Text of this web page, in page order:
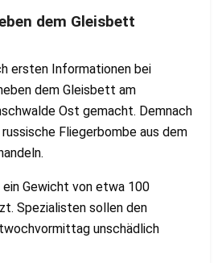
dem Gleisbett
ersten Informationen bei
dem Gleisbett am
Ost gemacht. Demnach
Fliegerbombe aus dem
ein Gewicht von etwa 100
Spezialisten sollen den
unschädlich